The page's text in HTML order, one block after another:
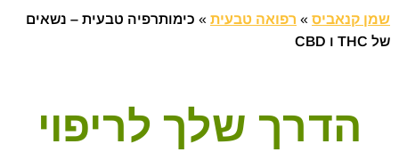
שמן קנאביס » רפואה טבעית » כימותרפיה טבעית – נשאים
של THC ו CBD
הדרך שלך לריפוי